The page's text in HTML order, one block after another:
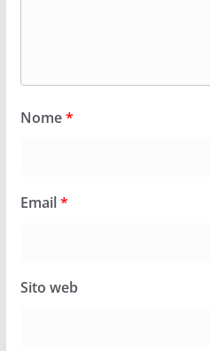
Nome*
Email*
Sito web